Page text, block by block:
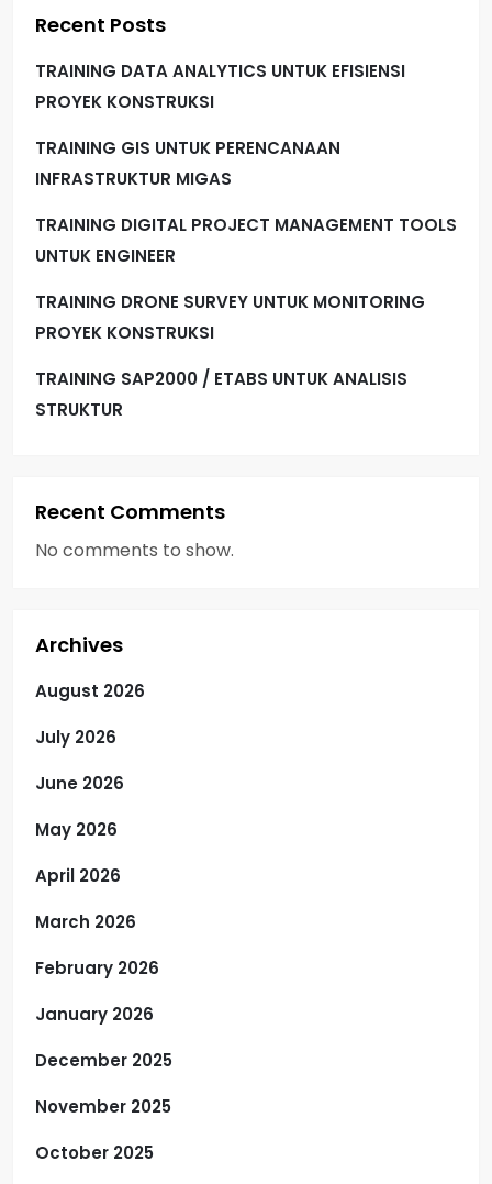
Recent Posts
TRAINING DATA ANALYTICS UNTUK EFISIENSI
PROYEK KONSTRUKSI
TRAINING GIS UNTUK PERENCANAAN
INFRASTRUKTUR MIGAS
TRAINING DIGITAL PROJECT MANAGEMENT TOOLS
UNTUK ENGINEER
TRAINING DRONE SURVEY UNTUK MONITORING
PROYEK KONSTRUKSI
TRAINING SAP2000 / ETABS UNTUK ANALISIS
STRUKTUR
Recent Comments
No comments to show.
Archives
August 2026
July 2026
June 2026
May 2026
April 2026
March 2026
February 2026
January 2026
December 2025
November 2025
October 2025